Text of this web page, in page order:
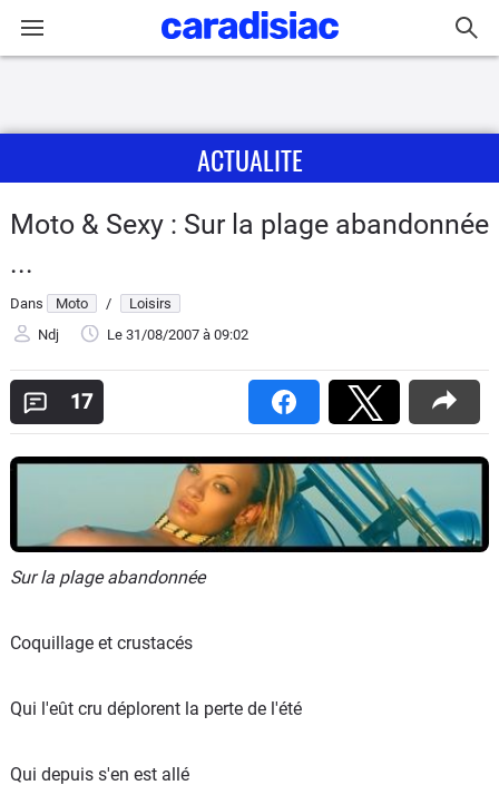
Actu
Essais
Equipement
Avis
125
Auto
ACTUALITE
Moto & Sexy : Sur la plage abandonnée
...
Dans Moto /
Loisirs
Ndj
Le 31/08/2007 à 09:02
17
Sur la plage abandonnée
Coquillage et crustacés
Qui l'eût cru déplorent la perte de l'été
Qui depuis s'en est allé